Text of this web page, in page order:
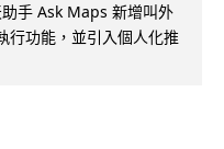
手 Ask Maps 新增叫外
行功能，並引入個人化推